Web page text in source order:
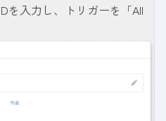
を入力し、トリガーを「All